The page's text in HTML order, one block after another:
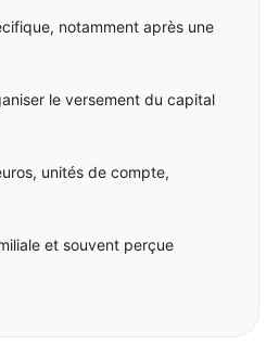
notamment après une
le versement du capital
unités de compte,
et souvent perçue